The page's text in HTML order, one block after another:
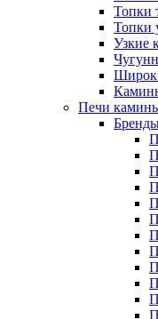
Топки
Топки
Узкие
Печи